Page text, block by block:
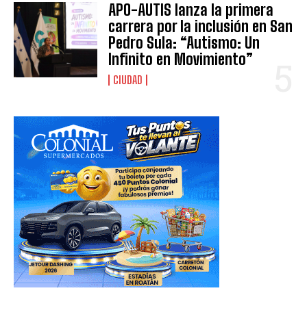
APO-AUTIS lanza la primera
carrera por la inclusión en San
Pedro Sula: “Autismo: Un
Infinito en Movimiento”
CIUDAD